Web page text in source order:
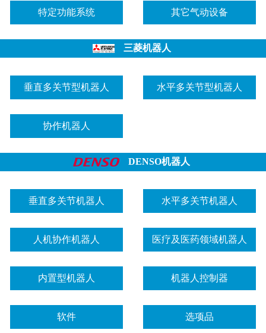
特定功能系统 其它气动设备
三菱机器人
垂直多关节型机器人 水平多关节型机器人
协作机器人
DENSO机器人
垂直多关节机器人 水平多关节机器人
人机协作机器人 医疗及医药领域机器人
内置型机器人 机器人控制器
软件 选项品